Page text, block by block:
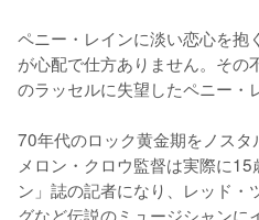
ペニー・レインに淡い恋心を抱
が心配で仕方ありません。その
のラッセルに失望したペニー・
70年代のロック黄金期をノス
メロン・クロウ監督は実際に
ン」誌の記者になり、レッド・
グなど伝説のミュージシャンに